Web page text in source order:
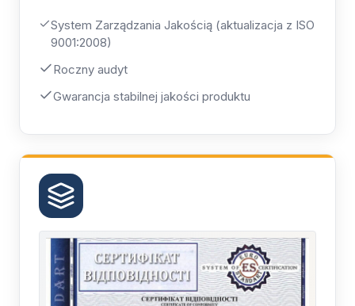
System Zarządzania Jakością (aktualizacja z ISO
9001:2008)
Roczny audyt
Gwarancja stabilnej jakości produktu